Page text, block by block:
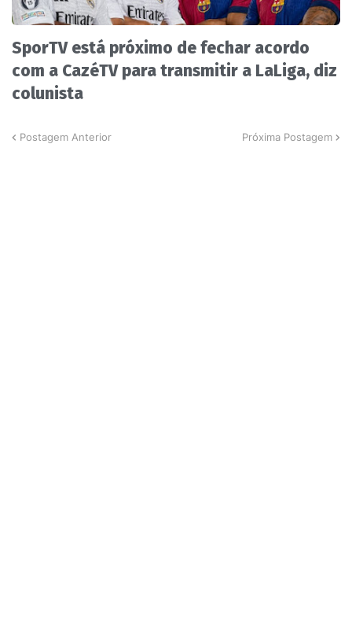
SporTV está próximo de fechar acordo
com a CazéTV para transmitir a LaLiga, diz
colunista
Postagem Anterior Próxima Postagem